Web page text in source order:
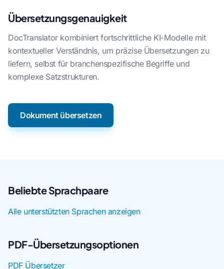
Übersetzungsgenauigkeit
DocTranslator kombiniert fortschrittliche KI-Modelle mit
kontextueller Verständnis, um präzise Übersetzungen zu
liefern, selbst für branchenspezifische Begriffe und
komplexe Satzstrukturen.
Dokument übersetzen
Beliebte Sprachpaare
Alle unterstützten Sprachen anzeigen
PDF-Übersetzungsoptionen
PDF Übersetzer